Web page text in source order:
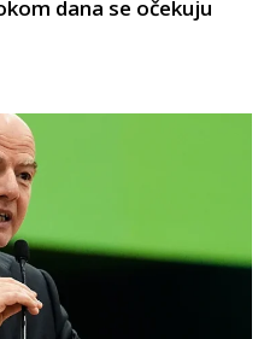
dana se očekuju